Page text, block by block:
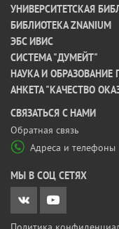
УНИВЕРСИТЕТСКАЯ
БИБЛИОТЕКА ZNANIUM
ЭБС ИВИС
СИСТЕМА "ДУМЕЙТ"
НАУКА И ОБРАЗОВАНИЕ
АНКЕТА "КАЧЕСТВО
CВЯЗАТЬСЯ С НАМИ
Обратная связь
Адреса и телефоны
МЫ В СОЦ СЕТЯХ